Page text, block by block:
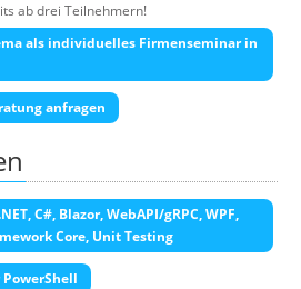
ab drei Teilnehmern!
als individuelles Firmenseminar in
anfragen
C#, Blazor, WebAPI/gRPC, WPF,
Core, Unit Testing